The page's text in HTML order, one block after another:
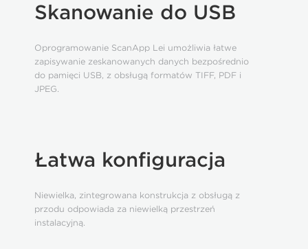
Skanowanie do USB
Oprogramowanie ScanApp Lei umożliwia łatwe
zapisywanie zeskanowanych danych bezpośrednio
do pamięci USB, z obsługą formatów TIFF, PDF i
JPEG.
Łatwa konfiguracja
Niewielka, zintegrowana konstrukcja z obsługą z
przodu odpowiada za niewielką przestrzeń
instalacyjną.